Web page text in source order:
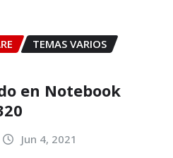
TEMAS VARIOS
en Notebook
Jun 4, 2021